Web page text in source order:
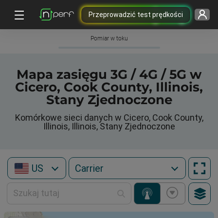
Przeprowadzić test prędkości
Pomiar w toku
Mapa zasięgu 3G / 4G / 5G w
Cicero, Cook County, Illinois,
Stany Zjednoczone
Komórkowe sieci danych w Cicero, Cook County,
Illinois, Illinois, Stany Zjednoczone
US